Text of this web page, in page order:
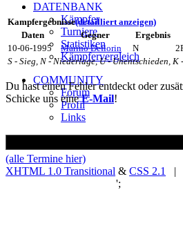
DATENBANK
Kämpfer
Turniere
Statistiken
Kämpfervergleich
COMMUNITY
Forum
Profil
Links
Kampfergebnisse(detailliert anzeigen)
Daten
Gegner Ergebnis
10-06-1995
Marino Deflorin N
S - Sieg, N - Niederlage, U - Unentschieden, K
Du hast einen Fehler entdeckt oder
Schicke uns eineE-Mail!
(alle Termine hier)
XHTML 1.0 Transitional & CSS 2.1 |
';